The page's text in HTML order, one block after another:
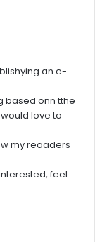
an e-
based onn tthe
love to
my reaaders
feel